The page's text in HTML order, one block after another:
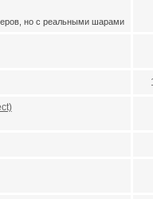
но с реальными шарами